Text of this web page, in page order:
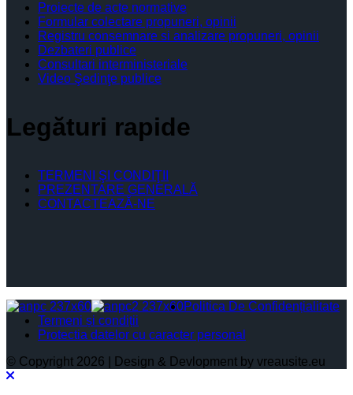
Proiecte de acte normative
Formular colectare propuneri, opinii
Registru consemnare si analizare propuneri, opinii
Dezbateri publice
Consultari interministeriale
Video Şedinţe publice
Legături rapide
TERMENI ŞI CONDIŢII
PREZENTARE GENERALĂ
CONTACTEAZĂ-NE
Politica De Confidențialitate
Termeni și condiții
Protectia datelor cu caracter personal
© Copyright 2026 | Design & Devlopment by vreausite.eu